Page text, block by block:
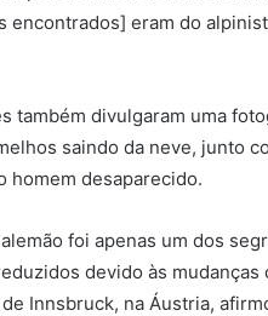
encontrados] eram do
também divulgaram uma
saindo da neve, junto
homem desaparecido.
foi apenas um dos
devido às
Innsbruck, na Áustria,